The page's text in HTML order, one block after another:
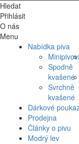
Hledat
Přihlásit
O nás
Menu
Nabídka piva
Spodně
kvašené
Svrchně
kvašené
Dárkové
Prodejna
Články o pivu
Modrý lev